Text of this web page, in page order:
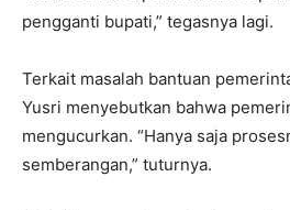
pengganti bupati,” tegasnya lagi.
Terkait masalah bantuan
Yusri menyebutkan bahwa
mengucurkan. “Hanya saja
semberangan,” tuturnya.